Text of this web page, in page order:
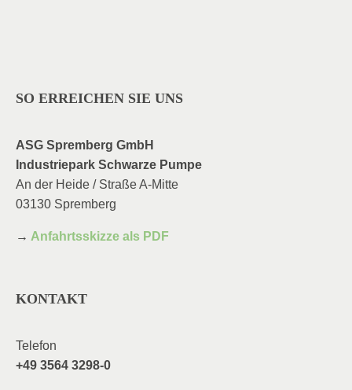
SO ERREICHEN SIE UNS
ASG Spremberg GmbH
Industriepark Schwarze Pumpe
An der Heide / Straße A-Mitte
03130 Spremberg
→ Anfahrtsskizze als PDF
KONTAKT
Telefon
+49 3564 3298-0